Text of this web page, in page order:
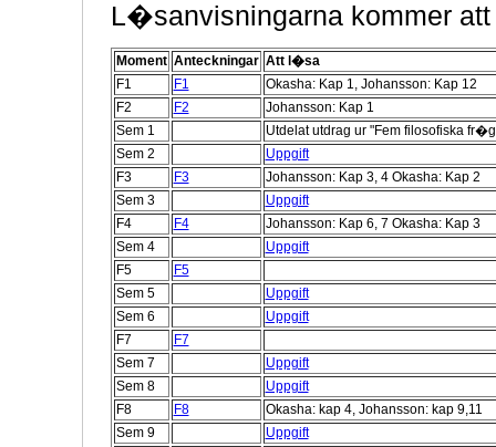
L�sanvisningarna kommer
Moment Anteckningar Att l�sa
F1
F1
Okasha: Kap 1, Johansson: Kap 12
F2
F2
Johansson: Kap 1
Sem 1
Utdelat utdrag ur "Fem filosofiska
Sem 2
Uppgift
F3
F3
Johansson: Kap 3, 4 Okasha: Kap 2
Sem 3
Uppgift
F4
F4
Johansson: Kap 6, 7 Okasha: Kap 3
Sem 4
Uppgift
F5
F5
Sem 5
Uppgift
Sem 6
Uppgift
F7
F7
Sem 7
Uppgift
Sem 8
Uppgift
F8
F8
Okasha: kap 4, Johansson: kap 9,11
Sem 9
Uppgift